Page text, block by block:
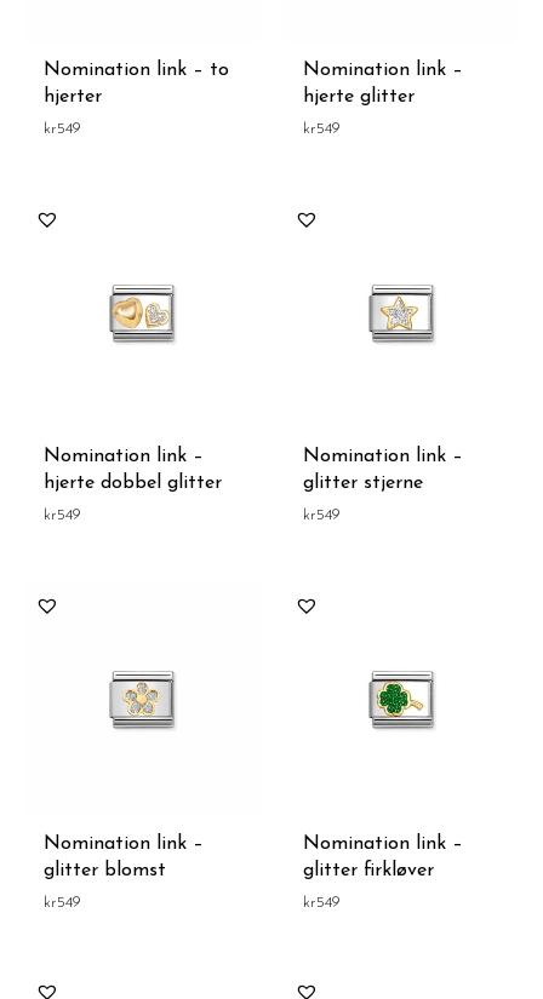
Nomination link – to
hjerter
kr549
Nomination link –
hjerte glitter
kr549
Nomination link –
hjerte dobbel glitter
kr549
Nomination link –
glitter stjerne
kr549
Nomination link –
glitter blomst
kr549
Nomination link –
glitter firkløver
kr549